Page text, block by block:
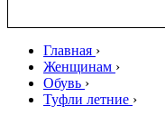
Главная ›
Женщинам ›
Обувь ›
Туфли летние ›